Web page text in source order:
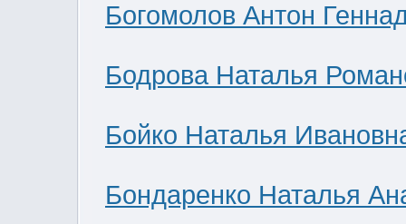
Богомолов Антон
Бодрова Наталья
Бойко Наталья
Бондаренко Наталья